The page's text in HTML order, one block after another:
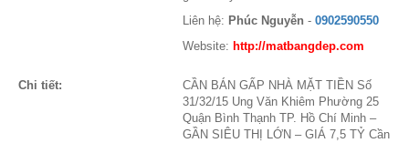
Liên hệ: Phúc Nguyễn - 0902590550
Website: http://matbangdep.com
Chi tiết:
CẦN BÁN GẤP NHÀ MẶT TIỀN Số
31/32/15 Ung Văn Khiêm Phường 25
Quận Bình Thạnh TP. Hồ Chí Minh –
GẦN SIÊU THỊ LỚN – GIÁ 7,5 TỶ Cần